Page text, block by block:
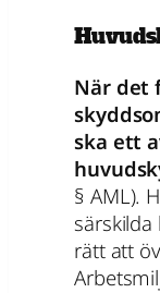
När det
ska ett
§ AML).
särskilda
rätt att